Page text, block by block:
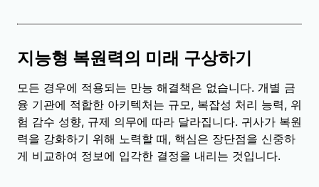
지능형 복원력의 미래 구상하기
모든 경우에 적용되는 만능 해결책은 없습니다. 개별 금
융 기관에 적합한 아키텍처는 규모, 복잡성 처리 능력, 위
험 감수 성향, 규제 의무에 따라 달라집니다. 귀사가 복원
력을 강화하기 위해 노력할 때, 핵심은 장단점을 신중하
게 비교하여 정보에 입각한 결정을 내리는 것입니다.